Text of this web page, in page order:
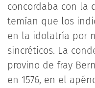
concordaba con la
temían que los
en la idolatría por
sincréticos. La
provino de fray
en 1576, en el